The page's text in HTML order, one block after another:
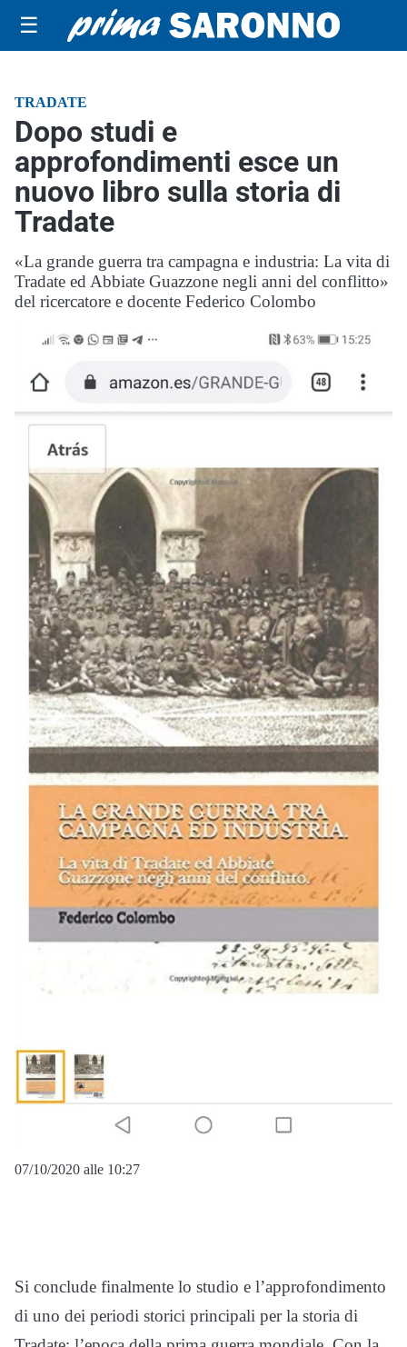
☰
TRADATE
Dopo studi e
approfondimenti esce un
nuovo libro sulla storia di
Tradate
«La grande guerra tra campagna e industria: La vita di
Tradate ed Abbiate Guazzone negli anni del conflitto»
del ricercatore e docente Federico Colombo
07/10/2020 alle 10:27
Si conclude finalmente lo studio e l’approfondimento
di uno dei periodi storici principali per la storia di